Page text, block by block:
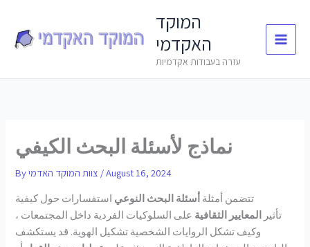
content
המוקד
האקדמי
עזרה בעבודות אקדמיות
نماذج لأسئلة البحث الكيفي
By /August 16, 2024
تتضمن أمثلة أسئلة البحث النوعي استفسارات حول كيفية
تأثير المعايير الثقافية على السلوكيات الفردية داخل المجتمعات ،
وكيف تشكل الروايات الشخصية تشكيل الهوية. قد يستكشف